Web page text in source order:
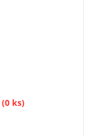
(0 ks)